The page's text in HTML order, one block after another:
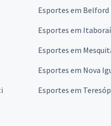
Esportes em Belford
Esportes em Itaboraí
Esportes em
Esportes em Nova
Esportes em